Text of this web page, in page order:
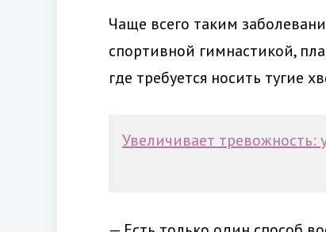
Чаще всего таким
спортивной гимнастикой,
где требуется носить тугие
Увеличивает тревожность: